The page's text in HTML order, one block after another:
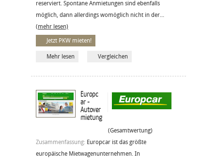
reserviert. Spontane Anmietungen sind ebenfalls
möglich, dann allerdings womöglich nicht in der...
(mehr lesen)
Jetzt PKW mieten!
Mehr lesen Vergleichen
Europc
ar -
Autover
mietung
(Gesamtwertung)
Zusammenfassung: Europcar ist das größte
europäische Mietwagenunternehmen. In